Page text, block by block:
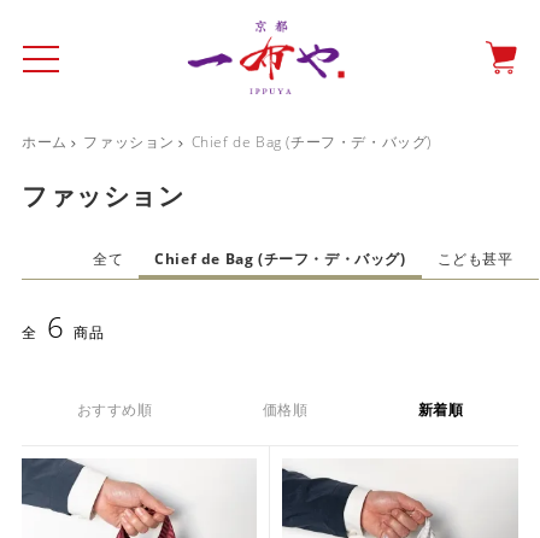
ド 一布やについて 商品をみる 特集ページ ショッピングガイド
光田愛のテーブルコーディネート
ホーム ファッション Chief de Bag (チーフ・デ・バッグ)
ファッション
全て Chief de Bag (チーフ・デ・バッグ) こども甚平
全 6 商品
おすすめ順 価格順 新着順